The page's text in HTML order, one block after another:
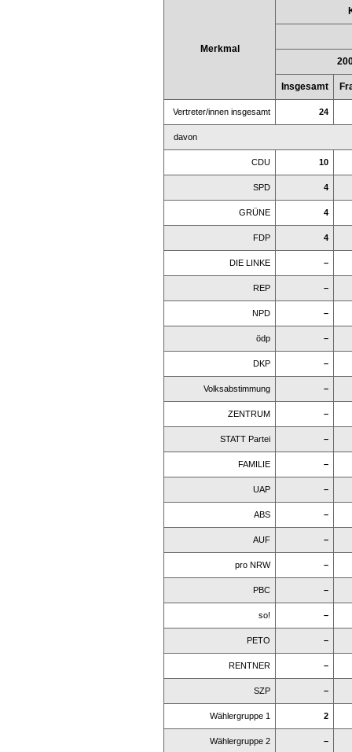
Merkmal
Insgesamt
Vertreter/innen insgesamt 24
davon
CDU 10
SPD 4
GRÜNE 4
FDP 4
DIE LINKE –
REP –
NPD –
ödp –
DKP –
Volksabstimmung –
ZENTRUM –
STATT Partei –
FAMILIE –
UAP –
ABS –
AUF –
pro NRW –
PBC –
so! –
PETO –
RENTNER –
SZP –
Wählergruppe 1 2
Wählergruppe 2 –